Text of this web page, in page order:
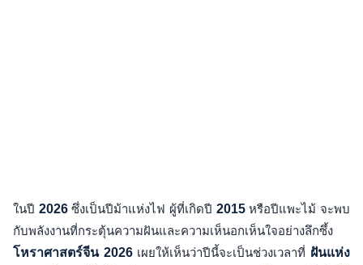
ในปี 2026ซึ่งเป็นปีม้าแห่งไฟ ผู้ที่เกิดปี 2015หรือปีแพะไม้ จะพบ
กับพลังงานที่กระตุ้นความฝันและความเห็นอกเห็นใจอย่างลึกซึ้ง
โหราศาสตร์จีน 2026เผยให้เห็นว่าปีนี้จะเป็นช่วงเวลาที่ ฝันแห่ง